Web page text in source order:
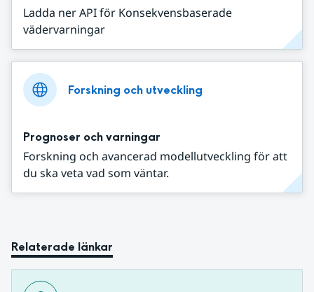
Ladda ner API för Konsekvensbaserade
vädervarningar
Forskning och utveckling
Prognoser och varningar
Forskning och avancerad modellutveckling för att
du ska veta vad som väntar.
Relaterade länkar